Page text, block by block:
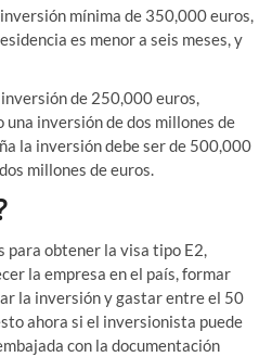
mínima de 350,000 euros,
es menor a seis meses, y
de 250,000 euros,
una inversión de dos millones de
la inversión debe ser de 500,000
millones de euros.
para obtener la visa tipo E2,
la empresa en el país, formar
la inversión y gastar entre el 50
ahora si el inversionista puede
con la documentación